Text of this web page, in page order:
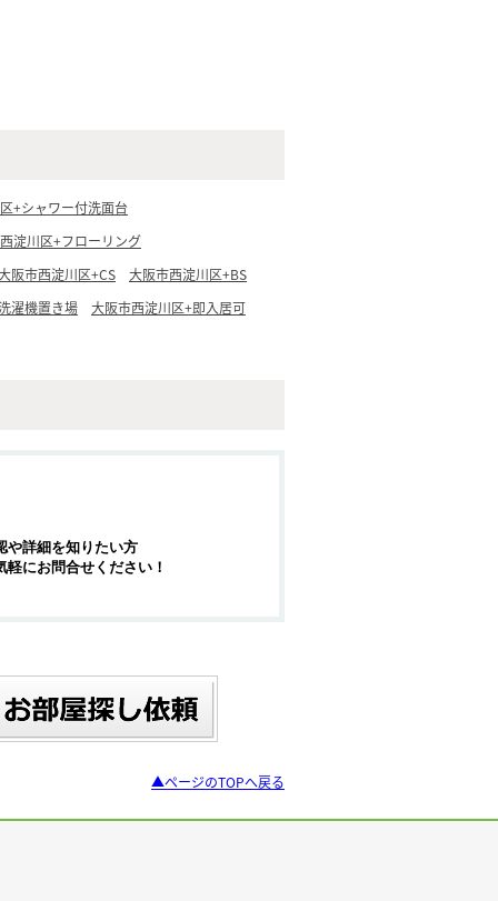
+シャワー付洗面台
淀川区+フローリング
阪市西淀川区+CS
大阪市西淀川区+BS
濯機置き場
大阪市西淀川区+即入居可
や詳細を知りたい方
軽にお問合せください！
▲ページのTOPへ戻る